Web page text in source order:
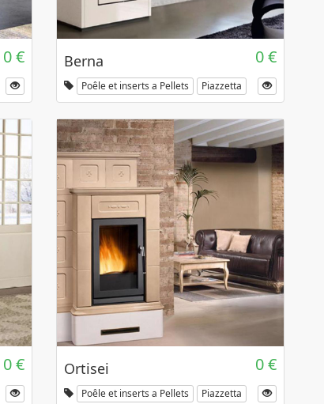
0 € Berna 0 €
Poêle et inserts a Pellets Piazzetta
0 € Ortisei 0 €
Poêle et inserts a Pellets Piazzetta